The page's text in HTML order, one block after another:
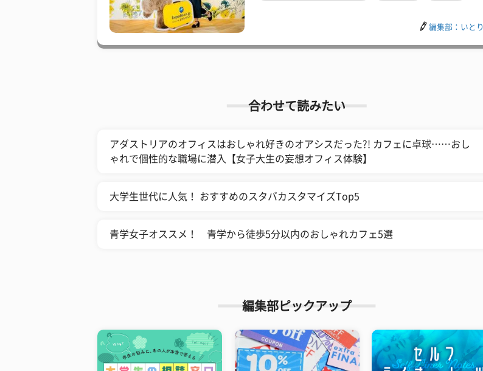
編集部：いとり
合わせて読みたい
アダストリアのオフィスはおしゃれ好きのオアシスだった?! カフェに卓球……おし
ゃれで個性的な職場に潜入【女子大生の妄想オフィス体験】
大学生世代に人気！ おすすめのスタバカスタマイズTop5
青学女子オススメ！ 青学から徒歩5分以内のおしゃれカフェ5選
編集部ピックアップ